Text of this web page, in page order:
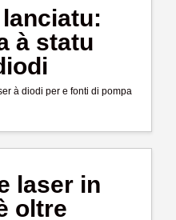
à statu
à diodi per e fonti di pompa
laser in
oltre